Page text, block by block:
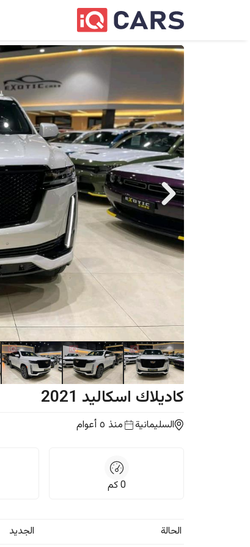
كاديلاك اسكاليد 2021
السليمانية منذ ٥ أعوام
0كم
الحالة الجديد